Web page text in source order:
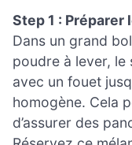
Step 1 : Préparer
Dans un grand
poudre à lever, le
avec un fouet
homogène. Cela
d’assurer des